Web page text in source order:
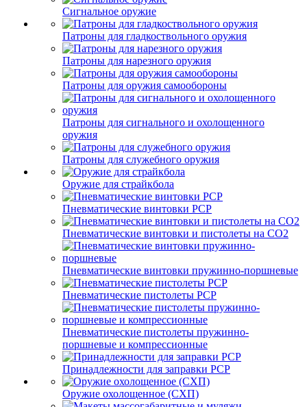
Сигнальное оружие
Патроны для гладкоствольного оружия
Патроны для нарезного оружия
Патроны для оружия самообороны
Патроны для сигнального и охолощенного
оружия
Патроны для служебного оружия
Оружие для страйкбола
Пневматические винтовки PCP
Пневматические винтовки и пистолеты на CO2
Пневматические винтовки пружинно-поршневые
Пневматические пистолеты PCP
Пневматические пистолеты пружинно-
поршневые и компрессионные
Принадлежности для заправки PCP
Оружие охолощенное (СХП)